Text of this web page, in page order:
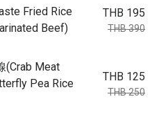
Fried Rice
Beef)
THB 195
THB 390
(Crab Meat
Pea Rice
THB 125
THB 250